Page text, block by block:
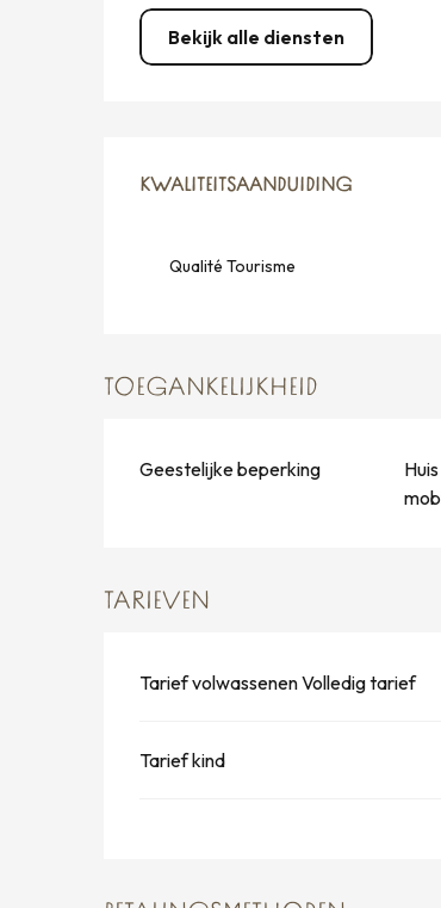
Bekijk alle diensten
DIENSTVERLENING
KWALITEITSAANDUIDING
KWALITEITSAANDUIDING
Qualité Tourisme
TOEGANKELIJKHEID
Geestelijke beperking
TARIEVEN
Tarief volwassenen Volledig tarief
Tarief kind